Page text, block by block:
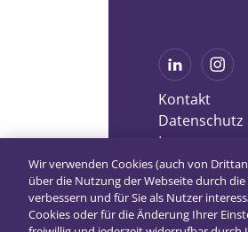
Kontakt
Datenschutz
Impressum
Wir verwenden Cookies (auch von
über die Nutzung der Webseite durch
verbessern und für Sie als Nutzer
Cookies oder für die Änderung Ihrer